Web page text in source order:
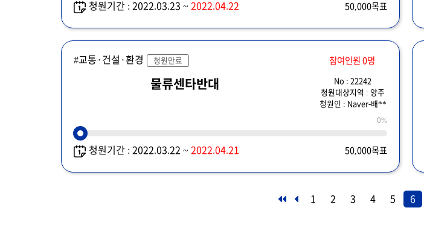
청원기간 : 2022.03.23 ~ 2022.04.22 50,000목표
#교통·건설·환경 청원만료 참여인원 0명
물류센타반대
No : 22242
청원대상지역 : 양주
청원인 : Naver-배**
0%
청원기간 : 2022.03.22 ~ 2022.04.21 50,000목표
1 2 3 4 5 6